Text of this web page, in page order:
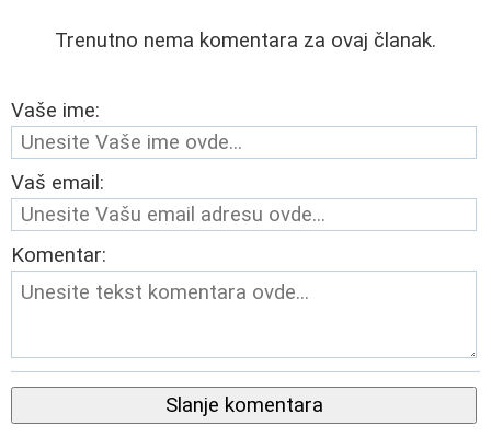
Trenutno nema komentara za ovaj članak.
Vaše ime:
Vaš email:
Komentar:
Slanje komentara